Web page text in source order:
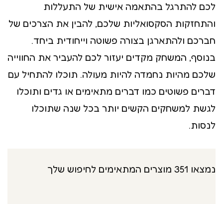
לכם להתרגל בהתאמה אישית של התעללות
והתחזקות הסקסואליות שלכם, להבין את הצרכים של
חברכם ולהתארגן בצורה פשוטה וייחודית ביחד.
בנוסף, המשחק מקדים יעזור לכם להעביר את החווייה
שלכם מהיות נחמדה להיות מעולה. תוכלו להתחיל עם
דברים פשוטים כמו דברים מתאימים או גדים ותוכלו
לגשת למשחקים הקשים יותר בכל שנה שתוכלו
לנסות.
נמצאו 351 מוצרים המתאימים לחיפוש שלך